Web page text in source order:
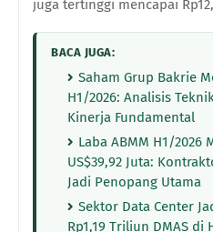
juga tertinggi mencapai
BACA JUGA:
Saham Grup Bakrie
H1/2026: Analisis
Kinerja Fundamental
Laba ABMM H1/2026
US$39,92 Juta:
Jadi Penopang Utama
Sektor Data Center
Rp1,19 Triliun DMAS di